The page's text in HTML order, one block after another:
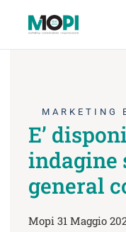
MARKETING
E’
indagine
general
Mopi 31 Maggio